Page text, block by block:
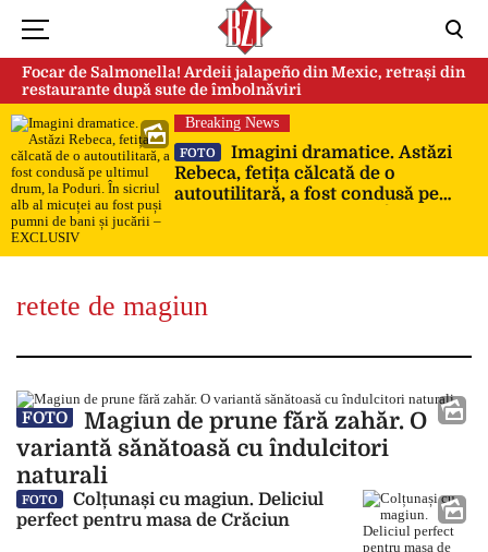
Focar de Salmonella! Ardeii jalapeño din Mexic, retrași din
restaurante după sute de îmbolnăviri
Breaking News
FOTO
Imagini dramatice. Astăzi
Rebeca, fetița călcată de o
autoutilitară, a fost condusă pe
de bani și jucării – EXCLUSIV
retete de magiun
FOTO
Magiun de prune fără zahăr. O
variantă sănătoasă cu îndulcitori
naturali
FOTO
Colțunași cu magiun. Deliciul
perfect pentru masa de Crăciun